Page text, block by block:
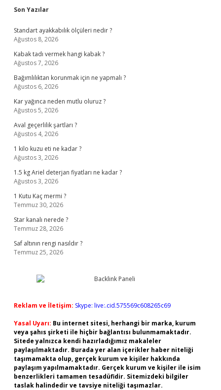
Sidebar
Son Yazılar
Standart ayakkabılık ölçüleri nedir ?
Ağustos 8, 2026
Kabak tadı vermek hangi kabak ?
Ağustos 7, 2026
Bağımlılıktan korunmak için ne yapmalı ?
Ağustos 6, 2026
Kar yağınca neden mutlu oluruz ?
Ağustos 5, 2026
Aval geçerlilik şartları ?
Ağustos 4, 2026
1 kilo kuzu eti ne kadar ?
Ağustos 3, 2026
1.5 kg Ariel deterjan fiyatları ne kadar ?
Ağustos 3, 2026
1 Kutu Kaç mermi ?
Temmuz 30, 2026
Star kanalı nerede ?
Temmuz 28, 2026
Saf altının rengi nasıldır ?
Temmuz 25, 2026
Reklam ve İletişim: Skype: live:.cid.575569c608265c69
Yasal Uyarı: Bu internet sitesi, herhangi bir marka, kurum
veya şahıs şirketi ile hiçbir bağlantısı bulunmamaktadır.
Sitede yalnızca kendi hazırladığımız makaleler
paylaşılmaktadır. Burada yer alan içerikler haber niteliği
taşımamakta olup, gerçek kurum ve kişiler hakkında
paylaşım yapılmamaktadır. Gerçek kurum ve kişiler ile isim
benzerlikleri tamamen tesadüfidir. Sitemizdeki bilgiler
taslak halindedir ve tavsiye niteliği taşımazlar.